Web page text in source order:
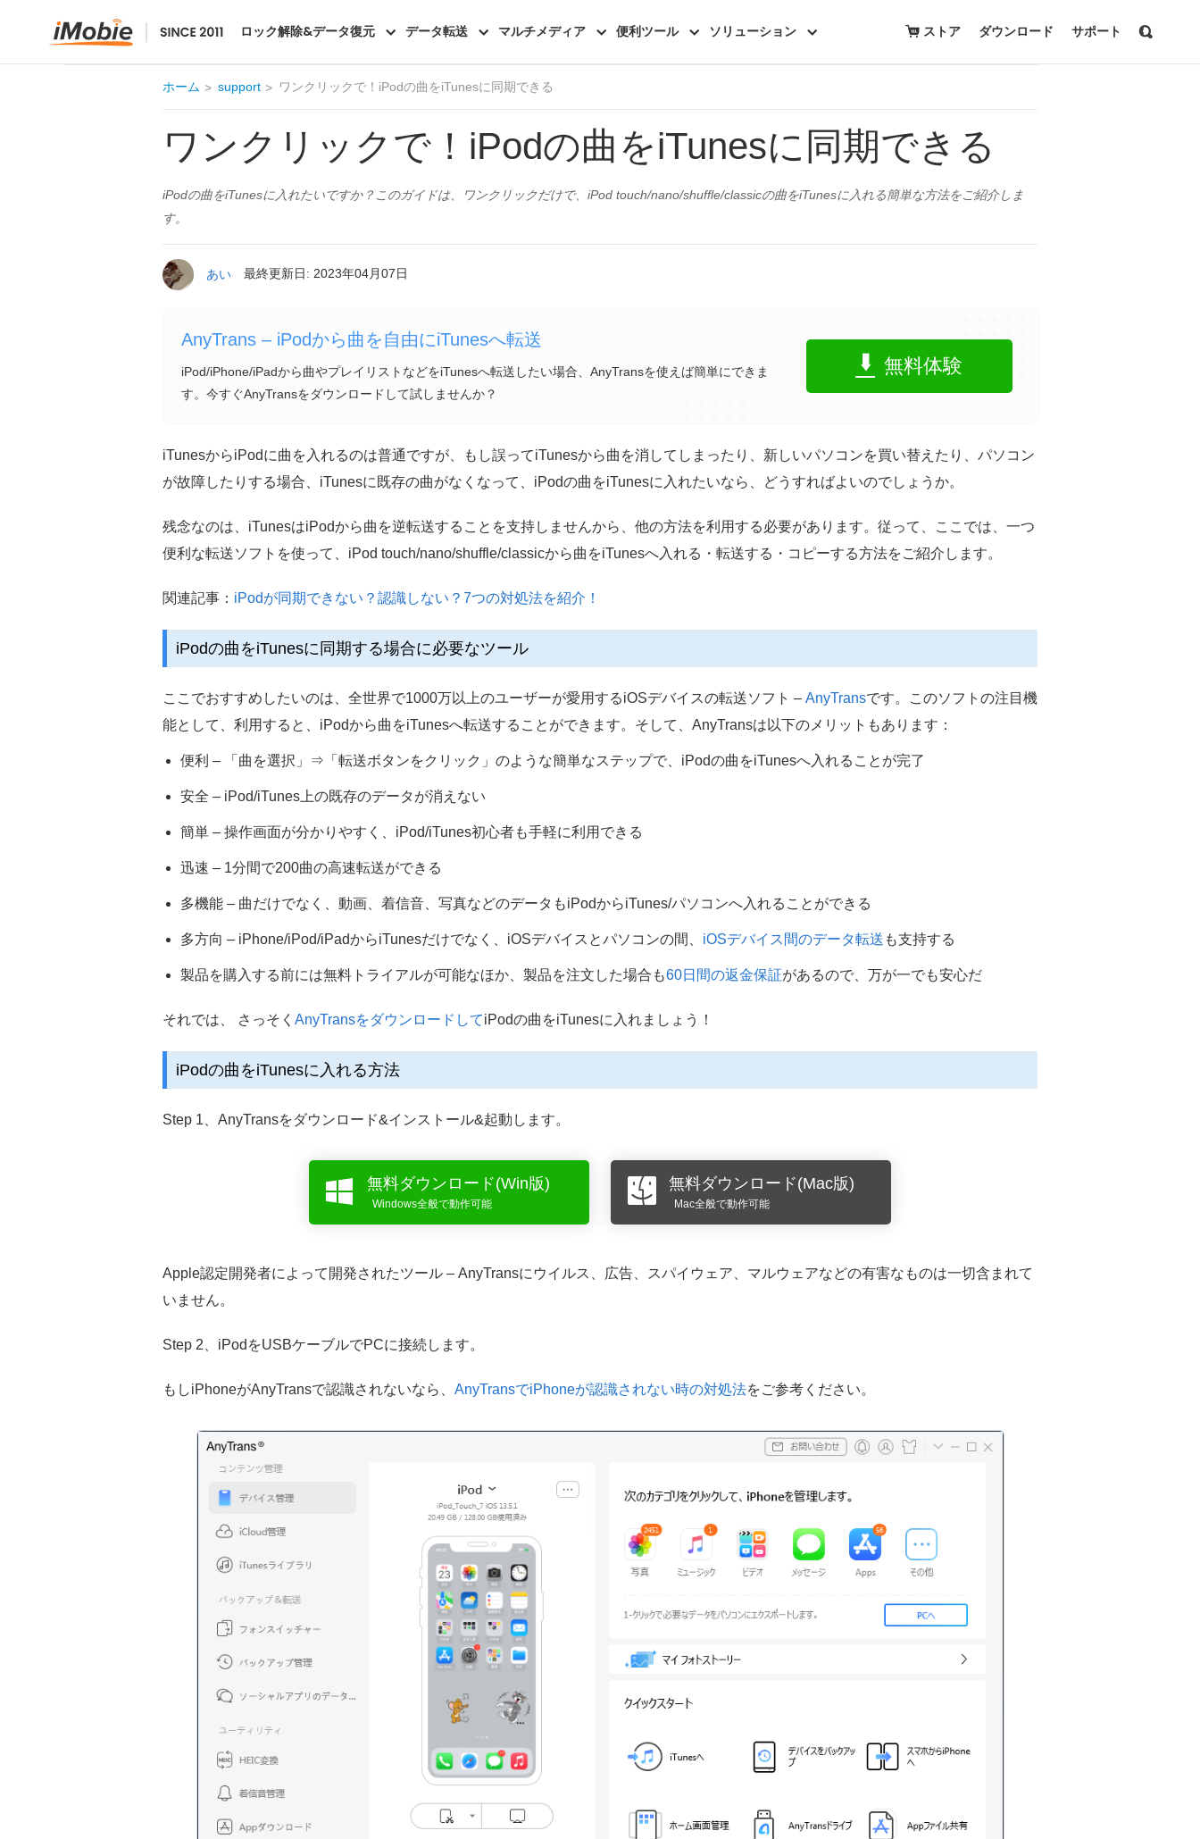
ストア ダウンロード サポート
ロック解除&データ復元 データ転送 マルチメディア 便利ツール ソリューション
AnyTrans 機能一覧 レビュー 無料トライアルを開始 購入
ホーム support ワンクリックで！iPodの曲をiTunesに同期できる
ワンクリックで！iPodの曲をiTunesに同期できる
iPodの曲をiTunesに入れたいですか？このガイドは、ワンクリックだけで、iPod touch/nano/shuffle/classicの曲をiTunesに入れる簡単な方法をご紹介しま
す。
あい 最終更新日: 2023年04月07日
AnyTrans – iPodから曲を自由にiTunesへ転送
iPod/iPhone/iPadから曲やプレイリストなどをiTunesへ転送したい場合、AnyTransを使えば簡単にできま
す。今すぐAnyTransをダウンロードして試しませんか？
無料体験
iTunesからiPodに曲を入れるのは普通ですが、もし誤ってiTunesから曲を消してしまったり、新しいパソコンを買い替えたり、パソコン
が故障したりする場合、iTunesに既存の曲がなくなって、iPodの曲をiTunesに入れたいなら、どうすればよいのでしょうか。
残念なのは、iTunesはiPodから曲を逆転送することを支持しませんから、他の方法を利用する必要があります。従って、ここでは、一つ
便利な転送ソフトを使って、iPod touch/nano/shuffle/classicから曲をiTunesへ入れる・転送する・コピーする方法をご紹介します。
関連記事： iPodが同期できない？認識しない？7つの対処法を紹介！
iPodの曲をiTunesに同期する場合に必要なツール
ここでおすすめしたいのは、全世界で1000万以上のユーザーが愛用するiOSデバイスの転送ソフト – AnyTransです。このソフトの注目機
能として、利用すると、iPodから曲をiTunesへ転送することができます。そして、AnyTransは以下のメリットもあります：
便利 – 「曲を選択」⇒「転送ボタンをクリック」のような簡単なステップで、iPodの曲をiTunesへ入れることが完了
安全 – iPod/iTunes上の既存のデータが消えない
簡単 – 操作画面が分かりやすく、iPod/iTunes初心者も手軽に利用できる
迅速 – 1分間で200曲の高速転送ができる
多機能 – 曲だけでなく、動画、着信音、写真などのデータもiPodからiTunes/パソコンへ入れることができる
多方向 – iPhone/iPod/iPadからiTunesだけでなく、iOSデバイスとパソコンの間、 iOSデバイス間のデータ転送 も支持する
製品を購入する前には無料トライアルが可能なほか、製品を注文した場合も60日間の返金保証があるので、万が一でも安心だ
それでは、 さっそく AnyTransをダウンロードしてiPodの曲をiTunesに入れましょう！
iPodの曲をiTunesに入れる方法
Step 1、AnyTransをダウンロード&インストール&起動します。
無料ダウンロード(Win版)
Windows全般で動作可能
無料ダウンロード(Mac版)
Mac全般で動作可能
Apple認定開発者によって開発されたツール – AnyTransにウイルス、広告、スパイウェア、マルウェアなどの有害なものは一切含まれて
いません。
Step 2、iPodをUSBケーブルでPCに接続します。
もしiPhoneがAnyTransで認識されないなら、 AnyTransでiPhoneが認識されない時の対処法をご参考ください。